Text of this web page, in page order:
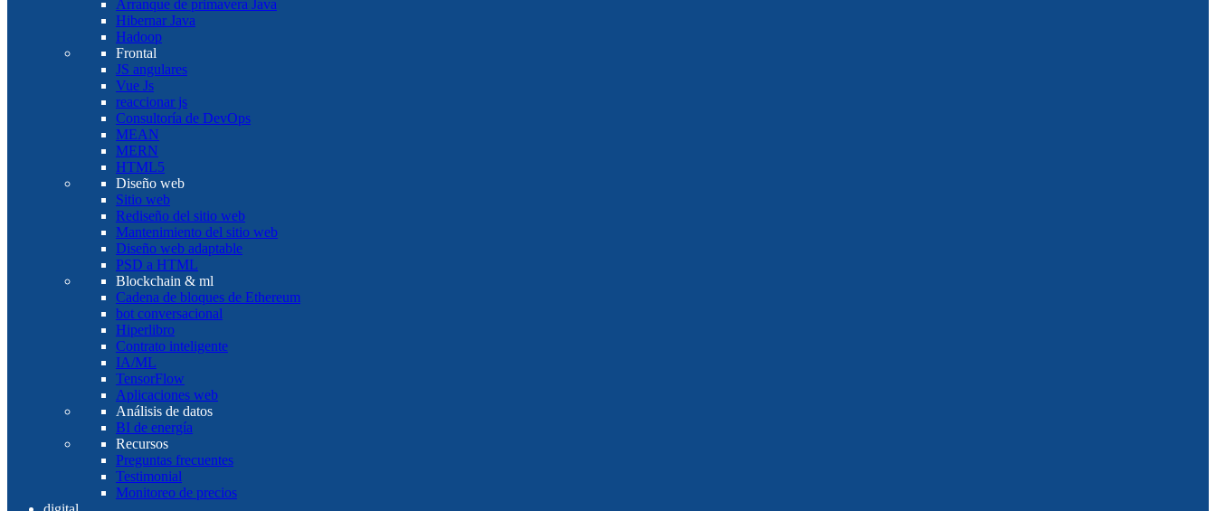
Arranque de primavera Java
Hibernar Java
Hadoop
Frontal
JS angulares
Vue Js
reaccionar js
Consultoría de DevOps
MEAN
MERN
HTML5
Diseño web
Sitio web
Rediseño del sitio web
Mantenimiento del sitio web
Diseño web adaptable
PSD a HTML
Blockchain & ml
Cadena de bloques de Ethereum
bot conversacional
Hiperlibro
Contrato inteligente
IA/ML
TensorFlow
Aplicaciones web
Análisis de datos
BI de energía
Recursos
Preguntas frecuentes
Testimonial
Monitoreo de precios